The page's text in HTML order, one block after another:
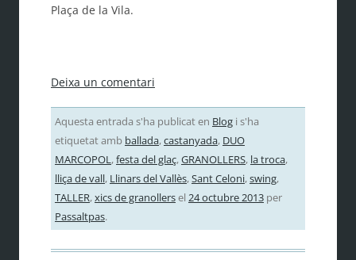
Plaça de la Vila.
Deixa un comentari
Aquesta entrada s'ha publicat en Blogi s'ha
etiquetat amb ballada,castanyada, DUO
MARCOPOL,festa del glaç,GRANOLLERS, la troca,
lliça de vall, Llinars del Vallès,Sant Celoni,swing,
TALLER,xics de granollersel 24 octubre 2013per
Passaltpas.